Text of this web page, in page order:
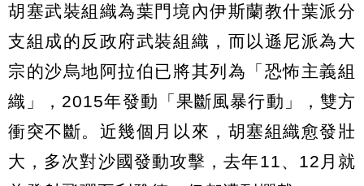
胡塞武裝組織為葉門境內伊斯蘭教什葉派分
支組成的反政府武裝組織，而以遜尼派為大
宗的沙烏地阿拉伯已將其列為「恐怖主義組
織」，2015年發動「果斷風暴行動」，雙方
衝突不斷。近幾個月以來，胡塞組織愈發壯
大，多次對沙國發動攻擊，去年11、12月就